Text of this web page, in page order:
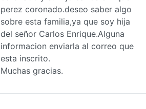
perez coronado.deseo saber algo
sobre esta familia,ya que soy hija
del señor Carlos Enrique.Alguna
informacion enviarla al correo que
esta inscrito.
Muchas gracias.